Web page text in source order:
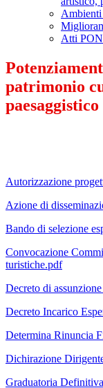
Atti
patrimonio
paesaggistico
Autorizzazione
Azione di
Bando di selezione
Convocazione
turistiche.pdf
Decreto di
Decreto Incarico
Determina Rinuncia
Dichirazione
Graduatoria